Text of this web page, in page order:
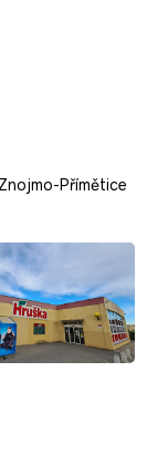
Přímětice